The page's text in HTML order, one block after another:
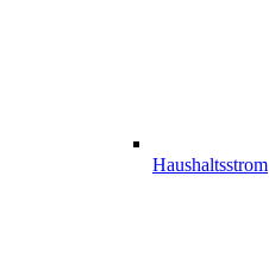
Haushaltsstrom